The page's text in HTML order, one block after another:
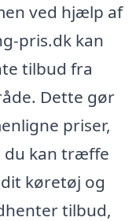
ved hjælp af
pris.dk kan
tilbud fra
Dette gør
priser,
du kan træffe
køretøj og
tilbud,